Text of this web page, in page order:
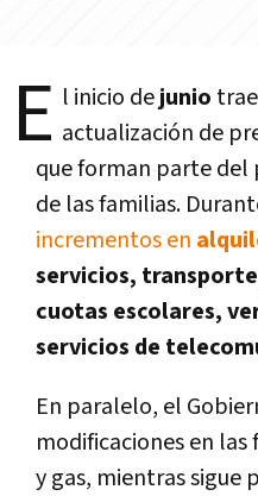
E l inicio dejunio
actualización de
que forman parte del
de las familias.
incrementos en
servicios,
cuotas escolares,
servicios de
En paralelo, el
modificaciones en
y gas, mientras sigue